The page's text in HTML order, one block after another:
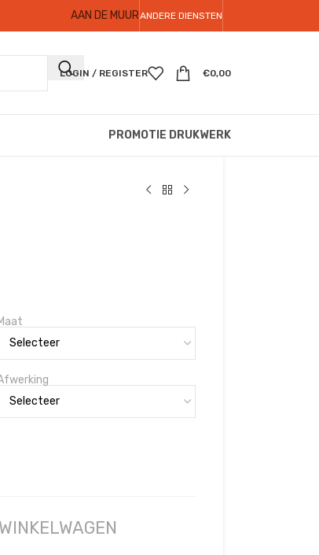
AAN DE MUURANDERE DIENSTEN
LOGIN / REGISTER €0,00
PROMOTIE DRUKWERK